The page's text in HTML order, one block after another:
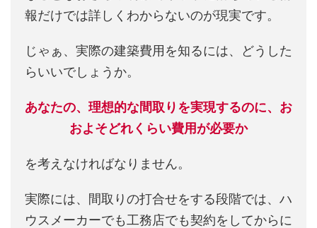
報だけでは詳しくわからないのが現実です。
じゃぁ、実際の建築費用を知るには、どうした
らいいでしょうか。
あなたの、理想的な間取りを実現するのに、お
およそどれくらい費用が必要か
を考えなければなりません。
実際には、間取りの打合せをする段階では、ハ
ウスメーカーでも工務店でも契約をしてからに